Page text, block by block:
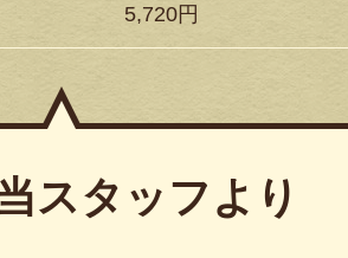
5,720円
スタッフより